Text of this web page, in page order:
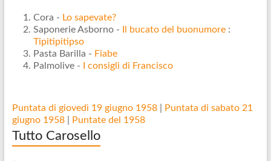
Cora - Lo sapevate?
Saponerie Asborno -
Il bucato del buonumore:
Tipitipitipso
Pasta Barilla - Fiabe
Palmolive -
I consigli di Francisco
Puntata di giovedì 19 giugno 1958|
Puntata di sabato 21
giugno 1958| Puntate del 1958
Tutto Carosello